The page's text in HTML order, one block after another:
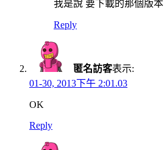
我是說 要下載的那個版本
Reply
匿名訪客表示:
01-30, 2013下午 2:01.03
OK
Reply